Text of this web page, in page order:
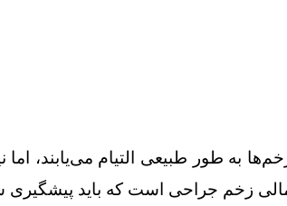
طور طبیعی التیام می‌یابند، اما
زخم جراحی است که باید پیشگیری